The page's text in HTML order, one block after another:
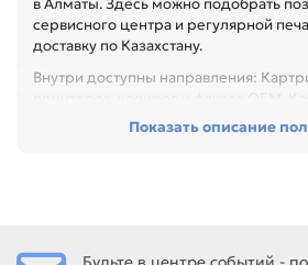
в Алматы. Здесь можно подобрать
сервисного центра и регулярной
доставку по Казахстану.
Внутри доступны направления:
принтеров, копиров и факсов OEM,
струйных и гелевых принтеров OEM,
Перед покупкой проверьте модель
Показать описание